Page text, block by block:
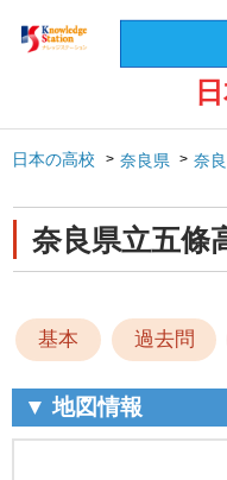
日本の高校 奈良県 奈
奈良県立五條
基本 過去問
▼ 地図情報